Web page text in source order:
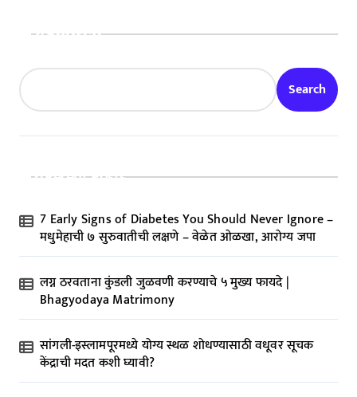
Search
Search
Recent Posts
7 Early Signs of Diabetes You Should Never Ignore –
मधुमेहाची ७ सुरुवातीची लक्षणे – वेळेत ओळखा, आरोग्य जपा
लग्न ठरवताना कुंडली जुळवणी करण्याचे ५ मुख्य फायदे |
Bhagyodaya Matrimony
सांगली-इस्लामपूरमध्ये योग्य स्थळ शोधण्यासाठी वधूवर सूचक
केंद्राची मदत कशी घ्यावी?